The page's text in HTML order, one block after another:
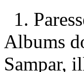
1.
Albums
Sampar,